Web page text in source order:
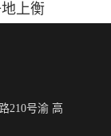
上衡
210号渝 高